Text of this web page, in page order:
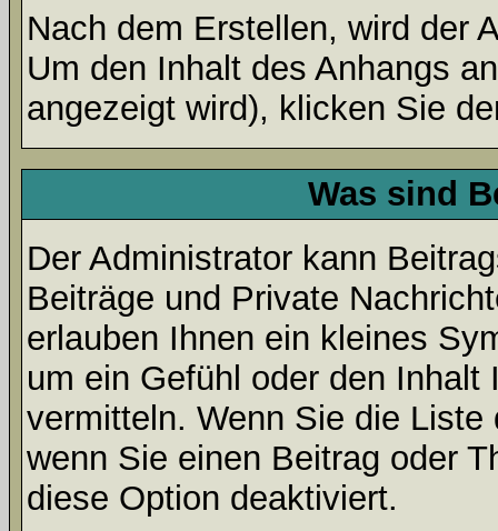
Nach dem Erstellen, wird der
Um den Inhalt des Anhangs
angezeigt wird), klicken Sie
Was sind
Der Administrator kann
Beiträge und Private
erlauben Ihnen ein kleines
um ein Gefühl oder den
vermitteln. Wenn Sie die
wenn Sie einen Beitrag oder
diese Option deaktiviert.